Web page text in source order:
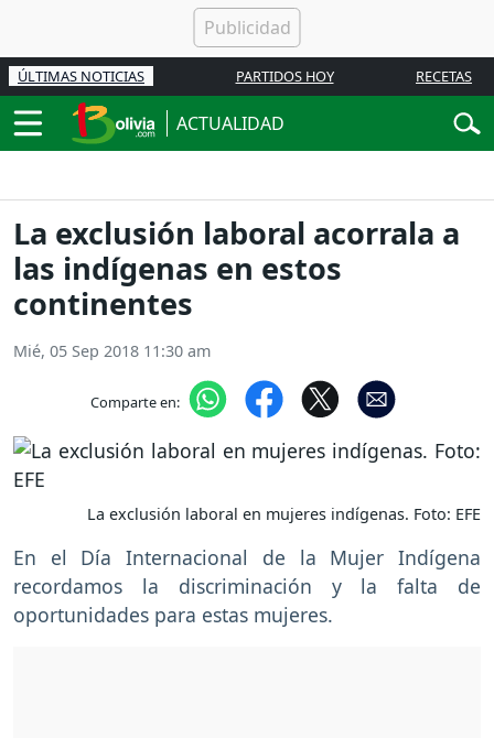
ÚLTIMAS NOTICIAS PARTIDOS HOY RECETAS
ACTUALIDAD
La exclusión laboral acorrala a
las indígenas en estos
continentes
Mié, 05 Sep 2018 11:30 am
Comparte en:
La exclusión laboral en mujeres indígenas. Foto: EFE
En el Día Internacional de la Mujer Indígena
recordamos la discriminación y la falta de
oportunidades para estas mujeres.